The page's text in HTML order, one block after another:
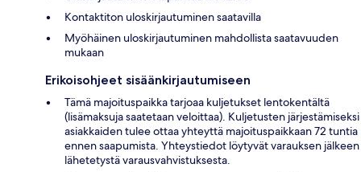
Kontaktiton uloskirjautuminen saatavilla
Myöhäinen uloskirjautuminen mahdollista saatavuuden
mukaan
Erikoisohjeet sisäänkirjautumiseen
Tämä majoituspaikka tarjoaa kuljetukset lentokentältä
(lisämaksuja saatetaan veloittaa). Kuljetusten järjestämiseksi
asiakkaiden tulee ottaa yhteyttä majoituspaikkaan 72 tuntia
ennen saapumista. Yhteystiedot löytyvät varauksen jälkeen
lähetetystä varausvahvistuksesta.